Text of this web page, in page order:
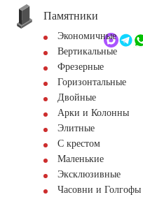
+7 (495) 518-44-23
Обратный звонок
Памятники
Экономичные
Вертикальные
Фрезерные
Горизонтальные
Двойные
Арки и Колонны
Элитные
С крестом
Маленькие
Эксклюзивные
Часовни и Голгофы